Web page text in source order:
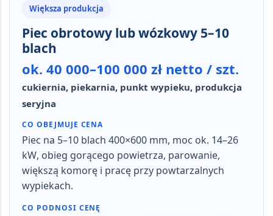
Większa produkcja
Piec obrotowy lub wózkowy 5–10
blach
ok. 40 000–100 000 zł netto / szt.
cukiernia, piekarnia, punkt wypieku, produkcja
seryjna
CO OBEJMUJE CENA
Piec na 5–10 blach 400×600 mm, moc ok. 14–26
kW, obieg gorącego powietrza, parowanie,
większą komorę i pracę przy powtarzalnych
wypiekach.
CO PODNOSI CENĘ